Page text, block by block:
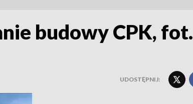
budowy CPK, fot.
UDOSTĘPNIJ: